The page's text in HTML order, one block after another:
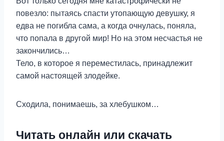
повезло: пытаясь спасти утопающую девушку, я
едва не погибла сама, а когда очнулась, поняла,
что попала в другой мир! Но на этом несчастья не
закончились…
Тело, в которое я переместилась, принадлежит
самой настоящей злодейке.
Сходила, понимаешь, за хлебушком…
Читать онлайн или скачать